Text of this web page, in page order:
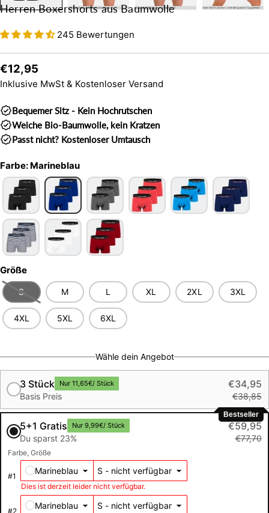
Herren Boxershorts aus Baumwolle
245 Bewertungen
Regulärer
Preis
€12,95
Inklusive MwSt & Kostenloser Versand
Bequemer Sitz - Kein Hochrutschen
Weiche Bio-Baumwolle, kein Kratzen
Passt nicht? Kostenloser Umtausch
Farbe: Marineblau
Größe
S M L XL 2XL 3XL
4XL 5XL 6XL
Wähle dein Angebot
3 Stück Nur 11,65€/ Stück
Basis Preis
€34,95
€38,85
Bestseller
5+1 Gratis Nur 9,99€/ Stück
Du sparst 23%
€59,95
€77,70
Farbe Größe
#1
Marineblau
Dies ist derzeit leider nicht verfügbar.
#2
Marineblau